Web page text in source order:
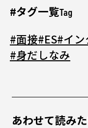
Tag
#タグ一覧
#面接#ES#イ
#身だしなみ
あわせて読み